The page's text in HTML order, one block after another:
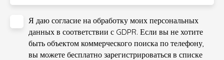
Я даю согласие на обработку моих персональных
данных в соответствии с GDPR. Если вы не хотите
быть объектом коммерческого поиска по телефону,
вы можете бесплатно зарегистрироваться в списке